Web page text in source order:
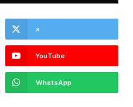
x
YouTube
WhatsApp